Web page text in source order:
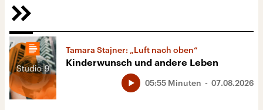
Tamara Stajner: „Luft nach oben“
Kinderwunsch und andere Leben
07.08.2026
05:55 Minuten